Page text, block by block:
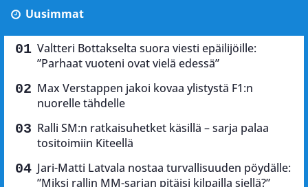
Uusimmat
Valtteri Bottakselta suora viesti epäilijöille:
”Parhaat vuoteni ovat vielä edessä”
Max Verstappen jakoi kovaa ylistystä F1:n
nuorelle tähdelle
Ralli SM:n ratkaisuhetket käsillä – sarja palaa
tositoimiin Kiteellä
Jari-Matti Latvala nostaa turvallisuuden pöydälle:
”Miksi rallin MM-sarjan pitäisi kilpailla siellä?”